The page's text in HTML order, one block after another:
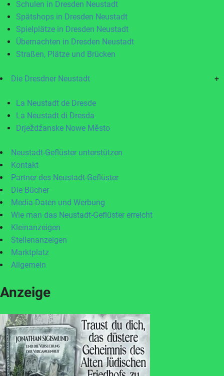
Schulen in Dresden Neustadt
Spätshops in Dresden Neustadt
Spielplätze in Dresden Neustadt
Übernachten in Dresden Neustadt
Straßen, Plätze und Brücken
Die Dresdner Neustadt +
La Neustadt de Dresde
La Neustadt di Dresda
Drježdźanske Nowe Město
Neustadt-Geflüster unterstützen
Kontakt
Partner des Neustadt-Geflüster
Die Bücher
Media-Daten und Werbung
Wie man das Neustadt-Geflüster erreicht
Kleinanzeigen
Stellenanzeigen
Marktplatz
Allgemein
Anzeige